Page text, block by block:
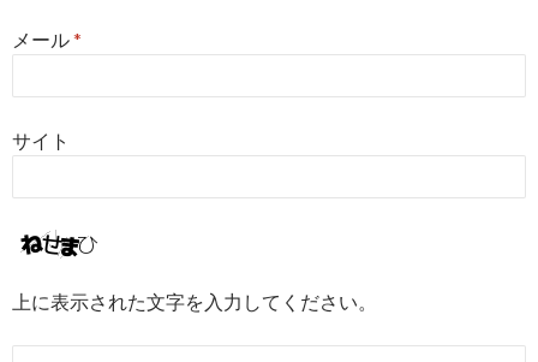
メール*
サイト
上に表示された文字を入力してください。